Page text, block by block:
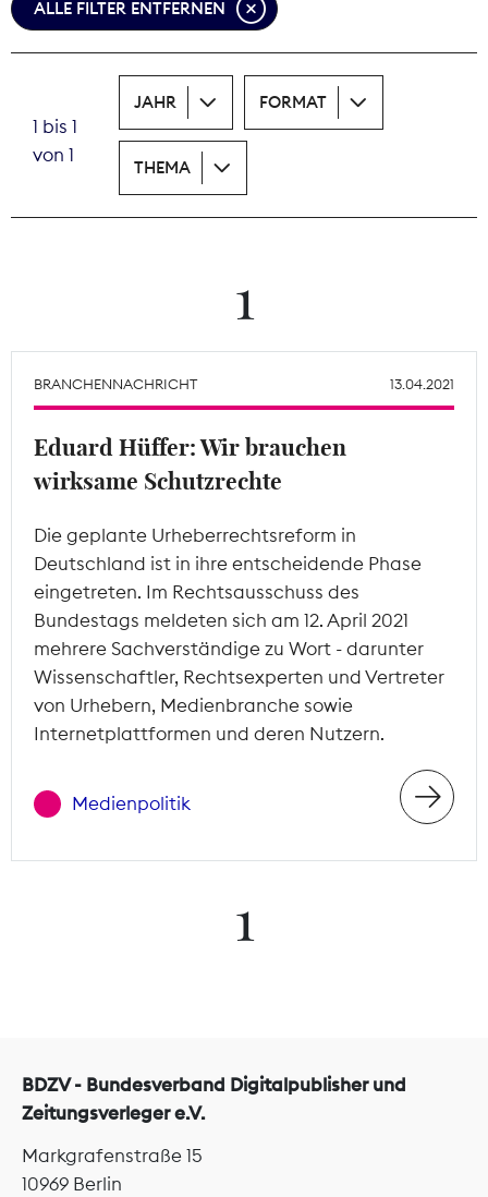
Print
Theodor-Wolff-Preis
ALLE FILTER ENTFERNEN
1 bis 1
von 1
JAHR FORMAT
THEMA
1
BRANCHENNACHRICHT 13.04.2021
Eduard Hüffer: Wir brauchen
wirksame Schutzrechte
Die geplante Urheberrechtsreform in
Deutschland ist in ihre entscheidende Phase
eingetreten. Im Rechtsausschuss des
Bundestags meldeten sich am 12. April 2021
mehrere Sachverständige zu Wort - darunter
Wissenschaftler, Rechtsexperten und Vertreter
von Urhebern, Medienbranche sowie
Internetplattformen und deren Nutzern.
Medienpolitik
1
BDZV - Bundesverband Digitalpublisher und
Zeitungsverleger e.V.
Markgrafenstraße 15
10969 Berlin